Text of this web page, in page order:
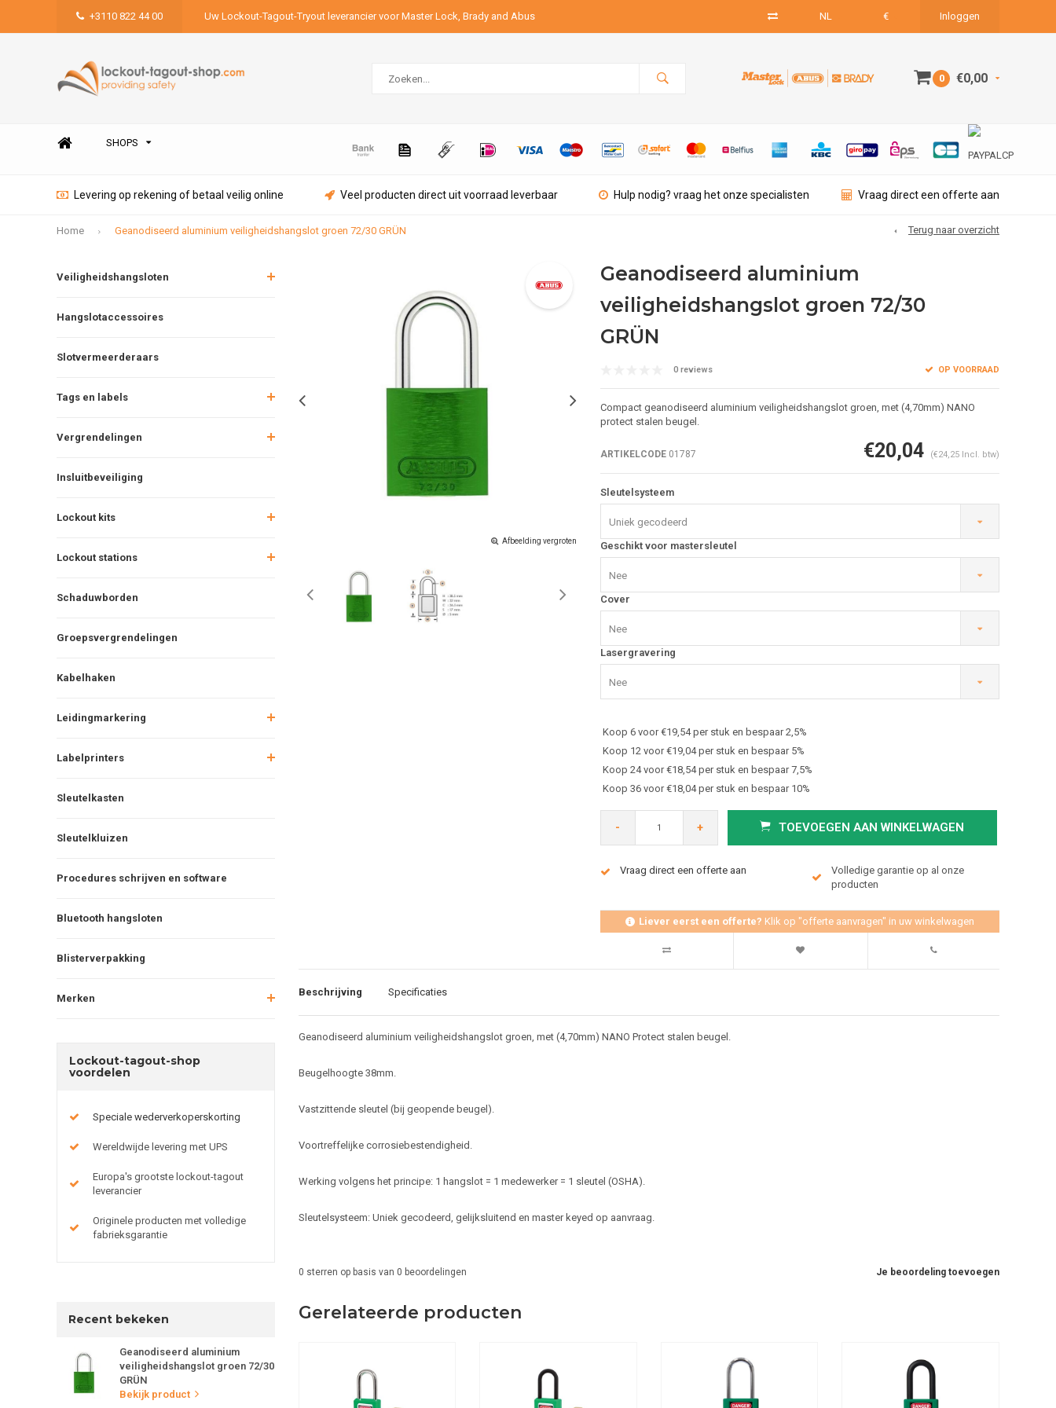
+3110 822 44 00 Uw Lockout-Tagout-Tryout leverancier voor Master Lock, Brady and Abus NL € Inloggen
0 €0,00
SHOPS
Levering op rekening of betaal veilig online Veel producten direct uit voorraad leverbaar Hulp nodig? vraag het onze specialisten Vraag direct een offerte aan
Home Geanodiseerd aluminium veiligheidshangslot groen 72/30 GRÜN Terug naar overzicht
Veiligheidshangsloten
Hangslotaccessoires
Slotvermeerderaars
Tags en labels
Vergrendelingen
Insluitbeveiliging
Lockout kits
Lockout stations
Schaduwborden
Groepsvergrendelingen
Kabelhaken
Leidingmarkering
Labelprinters
Sleutelkasten
Sleutelkluizen
Procedures schrijven en software
Bluetooth hangsloten
Blisterverpakking
Merken
Lockout-tagout-shop
voordelen
Speciale wederverkoperskorting
Wereldwijde levering met UPS
Europa's grootste lockout-tagout
leverancier
Originele producten met volledige
fabrieksgarantie
Recent bekeken
Geanodiseerd aluminium
veiligheidshangslot groen 72/30
GRÜN
Bekijk product
Afbeelding vergroten Afbeelding vergroten
Geanodiseerd aluminium
veiligheidshangslot groen 72/30
GRÜN
0 reviews OP VOORRAAD
Compact geanodiseerd aluminium veiligheidshangslot groen, met (4,70mm) NANO
protect stalen beugel.
ARTIKELCODE01787 €20,04 (€24,25 Incl. btw)
Sleutelsysteem
Uniek gecodeerd
Geschikt voor mastersleutel
Nee
Cover
Nee
Lasergravering
Nee
Koop 6 voor €19,54 per stuk en bespaar 2,5%
Koop 12 voor €19,04 per stuk en bespaar 5%
Koop 24 voor €18,54 per stuk en bespaar 7,5%
Koop 36 voor €18,04 per stuk en bespaar 10%
- + TOEVOEGEN AAN WINKELWAGEN
Vraag direct een offerte aan
Volledige garantie op al onze
producten
Liever eerst een offerte? Klik op "offerte aanvragen" in uw winkelwagen
Beschrijving Specificaties
Geanodiseerd aluminium veiligheidshangslot groen, met (4,70mm) NANO Protect stalen beugel.
Beugelhoogte 38mm.
Vastzittende sleutel (bij geopende beugel).
Voortreffelijke corrosiebestendigheid.
Werking volgens het principe: 1 hangslot = 1 medewerker = 1 sleutel (OSHA).
Sleutelsysteem: Uniek gecodeerd, gelijksluitend en master keyed op aanvraag.
Je beoordeling toevoegen
0 sterren op basis van 0 beoordelingen
Gerelateerde producten